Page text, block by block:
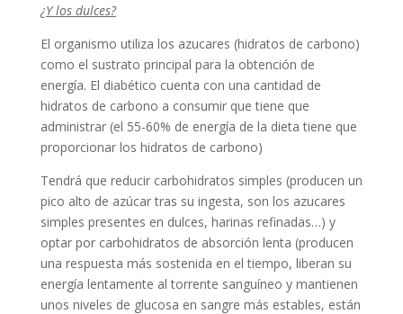
¿Y los dulces?
El organismo utiliza los azucares (hidratos de carbono)
como el sustrato principal para la obtención de
energía. El diabético cuenta con una cantidad de
hidratos de carbono a consumir que tiene que
administrar (el 55-60% de energía de la dieta tiene que
proporcionar los hidratos de carbono)
Tendrá que reducir carbohidratos simples (producen un
pico alto de azúcar tras su ingesta, son los azucares
simples presentes en dulces, harinas refinadas…) y
optar por carbohidratos de absorción lenta (producen
una respuesta más sostenida en el tiempo, liberan su
energía lentamente al torrente sanguíneo y mantienen
unos niveles de glucosa en sangre más estables, están